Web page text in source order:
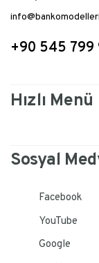
+90 545 799
Hızlı Menü
Sosyal
Facebook
YouTube
Google